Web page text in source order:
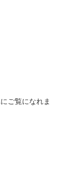
ご覧になれま